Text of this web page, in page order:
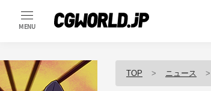
MENU
TOP ニュース